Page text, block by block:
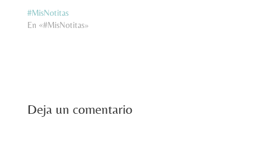
#MisNotitas
En «#MisNotitas»
Deja un comentario